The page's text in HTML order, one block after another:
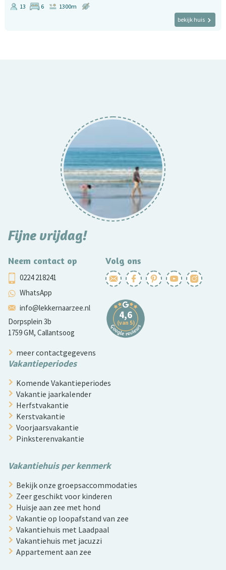
13 6
1300m
bekijk huis
Fijne vrijdag!
Neem contact op
0224 218241
WhatsApp
info@lekkernaarzee.nl
Dorpsplein 3b
1759 GM, Callantsoog
Volg ons
meer contactgegevens
Vakantieperiodes
Komende Vakantieperiodes
Vakantie jaarkalender
Herfstvakantie
Kerstvakantie
Voorjaarsvakantie
Pinksterenvakantie
Vakantiehuis per kenmerk
Bekijk onze groepsaccommodaties
Zeer geschikt voor kinderen
Huisje aan zee met hond
Vakantie op loopafstand van zee
Vakantiehuis met Laadpaal
Vakantiehuis met jacuzzi
Appartement aan zee